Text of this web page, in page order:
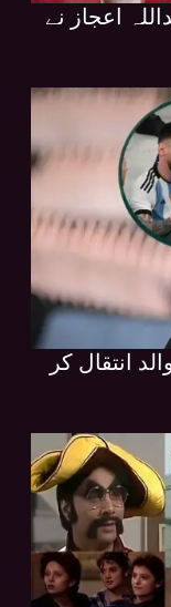
اعجاز نے
انتقال کر